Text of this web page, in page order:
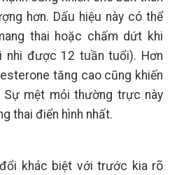
hơn. Dấu hiệu này có thể
thai hoặc chấm dứt khi
nhi được 12 tuần tuổi). Hơn
tăng cao cũng khiến
Sự mệt mỏi thường trực này
thai điển hình nhất.
khác biệt với trước kia rõ